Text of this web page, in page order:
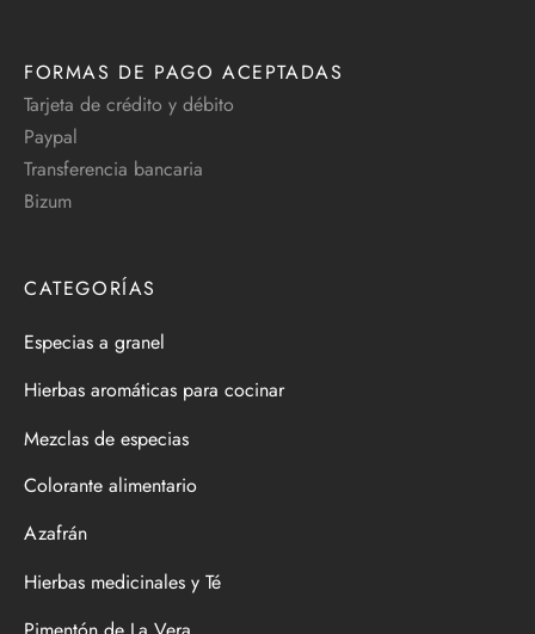
FORMAS DE PAGO ACEPTADAS
Tarjeta de crédito y débito
Paypal
Transferencia bancaria
Bizum
CATEGORÍAS
Especias a granel
Hierbas aromáticas para cocinar
Mezclas de especias
Colorante alimentario
Azafrán
Hierbas medicinales y Té